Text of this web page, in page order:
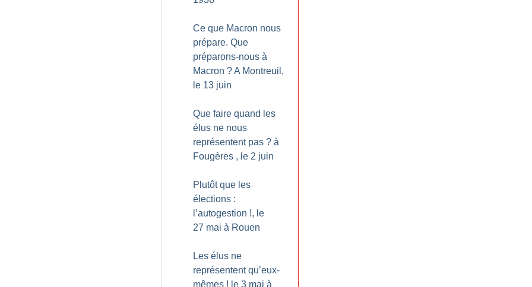
Ce que Macron nous
prépare. Que
préparons-nous à
Macron ? A Montreuil,
le 13 juin
Que faire quand les
élus ne nous
représentent pas ? à
Fougères , le 2 juin
Plutôt que les
élections :
l’autogestion !, le
27 mai à Rouen
Les élus ne
représentent qu’eux-
mêmes ! le 3 mai à